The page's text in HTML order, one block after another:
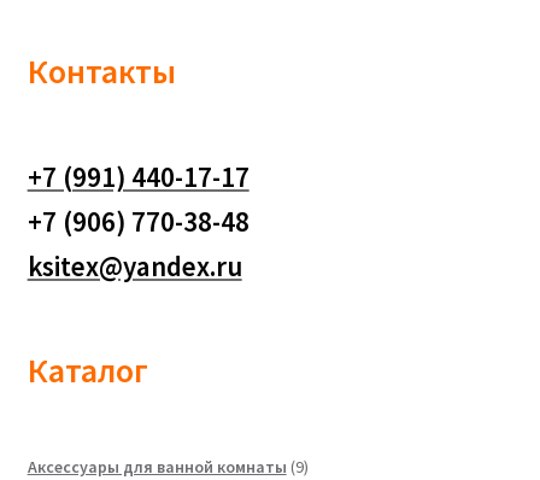
Контакты
+7 (991) 440-17-17
+7 (906) 770-38-48
ksitex@yandex.ru
Каталог
Аксессуары для ванной комнаты 99